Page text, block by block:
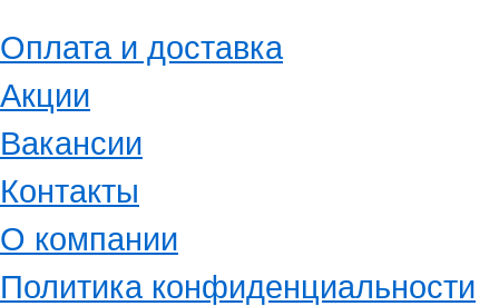
Оплата и доставка
Акции
Вакансии
Контакты
О компании
Политика конфиденциальности